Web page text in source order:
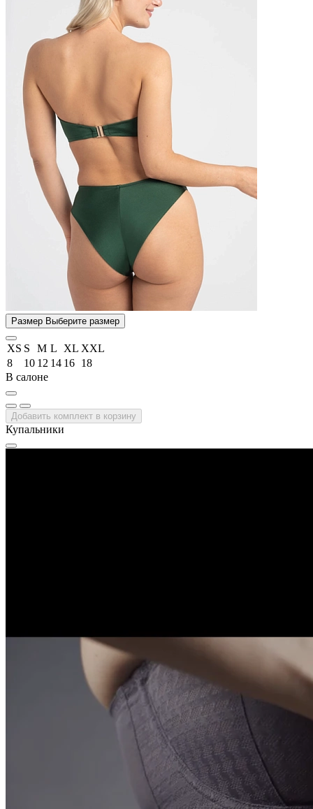
Размер Выберите размер
XS S M L XL XXL
8
10 12 14 16 18
В салоне
Добавить комплект в корзину
Купальники